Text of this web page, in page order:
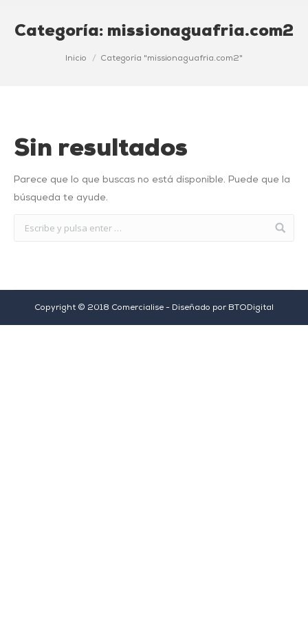
Categoría: missionaguafria.com2
Inicio Categoría "missionaguafria.com2"
Sin resultados
Parece que lo que buscas no está disponible. Puede que la
búsqueda te ayude.
Copyright © 2018 Comercialise - Diseñado por BTODigital